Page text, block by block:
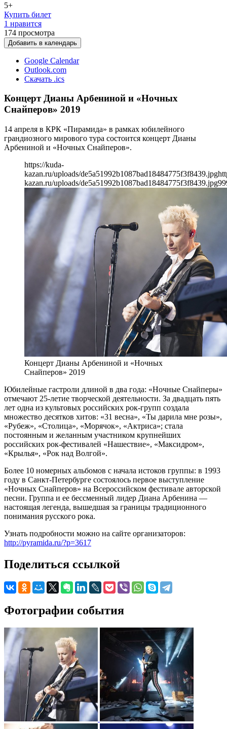
5+
Купить билет
1 нравится
174 просмотра
Добавить в календарь
Google Calendar
Outlook.com
Скачать .ics
Концерт Дианы Арбениной и «Ночных
Снайперов» 2019
14 апреля в КРК «Пирамида» в рамках юбилейного
грандиозного мирового тура состоится концерт Дианы
Арбениной и «Ночных Снайперов».
https://kuda-
kazan.ru/uploads/de5a51992b1087bad18484775f3f8439.jpg
kazan.ru/uploads/de5a51992b1087bad18484775f3f8439.jpg
Концерт Дианы Арбениной и «Ночных
Снайперов» 2019
Юбилейные гастроли длиной в два года: «Ночные Снайперы»
отмечают 25-летие творческой деятельности. За двадцать пять
лет одна из культовых российских рок-групп создала
множество десятков хитов: «31 весна», «Ты дарила мне розы»,
«Рубеж», «Столица», «Морячок», «Актриса»; стала
постоянным и желанным участником крупнейших
российских рок-фестивалей «Нашествие», «Максидром»,
«Крылья», «Рок над Волгой».
Более 10 номерных альбомов с начала истоков группы: в 1993
году в Санкт-Петербурге состоялось первое выступление
«Ночных Снайперов» на Всероссийском фестивале авторской
песни. Группа и ее бессменный лидер Диана Арбенина —
настоящая легенда, вышедшая за границы традиционного
понимания русского рока.
Узнать подробности можно на сайте организаторов:
http://pyramida.ru/?p=3617
Поделиться ссылкой
Фотографии события